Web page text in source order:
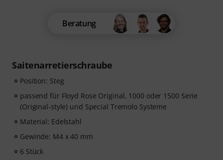
Saitenarretierschraube
Position: Steg
passend für Floyd Rose Original, 1000 oder 1500 Serie
(Original-style) und Special Tremolo Systeme
Material: Edelstahl
Gewinde: M4 x 40 mm
6 Stück
Beratung